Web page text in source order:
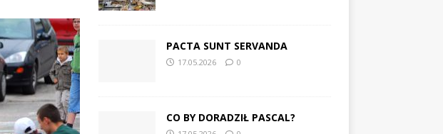
PACTA SUNT SERVANDA
17.05.2026 0
CO BY DORADZIŁ PASCAL?